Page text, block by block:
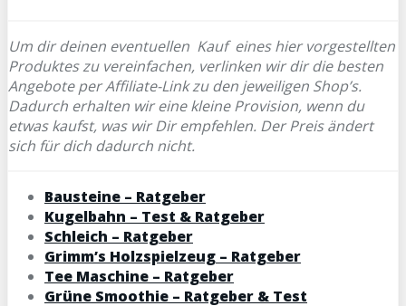
Um dir deinen eventuellen Kauf eines hier vorgestellten
Produktes zu vereinfachen, verlinken wir dir die besten
Angebote per Affiliate-Link zu den jeweiligen Shop’s.
Dadurch erhalten wir eine kleine Provision, wenn du
etwas kaufst, was wir Dir empfehlen. Der Preis ändert
sich für dich dadurch nicht.
Bausteine – Ratgeber
Kugelbahn – Test & Ratgeber
Schleich – Ratgeber
Grimm’s Holzspielzeug – Ratgeber
Tee Maschine – Ratgeber
Grüne Smoothie – Ratgeber & Test